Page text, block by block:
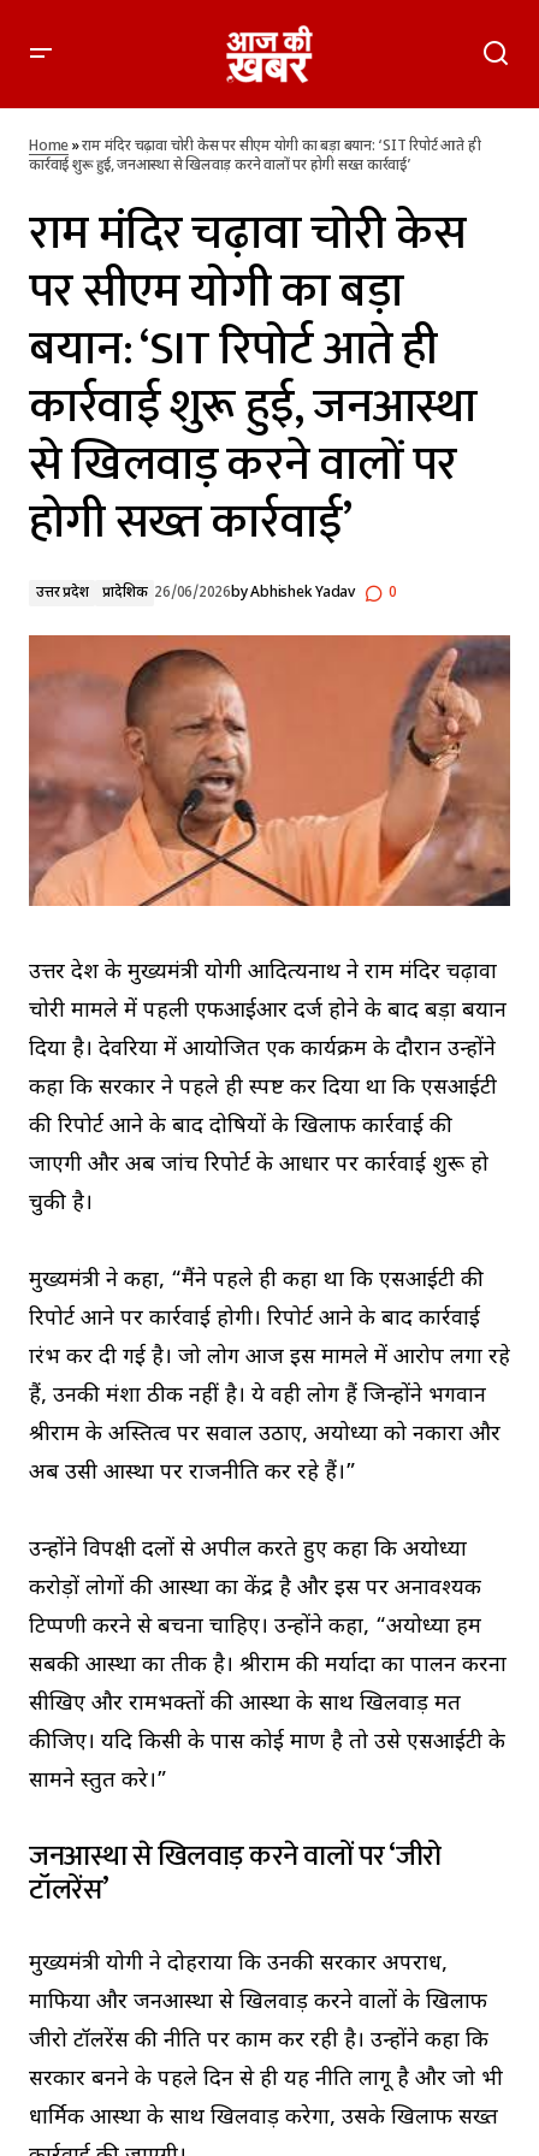
आते ही कार्रवाई शुरू हुई, जनआस्था से खिलवाड़ करने वालों पर होगी सख्त
कार्रवाई’
Home»राम मंदिर चढ़ावा चोरी केस पर सीएम योगी का बड़ा बयान: ‘SIT रिपोर्ट आते ही
कार्रवाई शुरू हुई, जनआस्था से खिलवाड़ करने वालों पर होगी सख्त कार्रवाई’
राम मंदिर चढ़ावा चोरी केस
पर सीएम योगी का बड़ा
बयान: ‘SIT रिपोर्ट आते ही
कार्रवाई शुरू हुई, जनआस्था
से खिलवाड़ करने वालों पर
होगी सख्त कार्रवाई’
उत्तर प्रदेश प्रादेशिक 26/06/2026byAbhishek Yadav 0
उत्तर प्रदेश के मुख्यमंत्री योगी आदित्यनाथ ने राम मंदिर चढ़ावा
चोरी मामले में पहली एफआईआर दर्ज होने के बाद बड़ा बयान
दिया है। देवरिया में आयोजित एक कार्यक्रम के दौरान उन्होंने
कहा कि सरकार ने पहले ही स्पष्ट कर दिया था कि एसआईटी
की रिपोर्ट आने के बाद दोषियों के खिलाफ कार्रवाई की
जाएगी और अब जांच रिपोर्ट के आधार पर कार्रवाई शुरू हो
चुकी है।
मुख्यमंत्री ने कहा, “मैंने पहले ही कहा था कि एसआईटी की
रिपोर्ट आने पर कार्रवाई होगी। रिपोर्ट आने के बाद कार्रवाई
प्रारंभ कर दी गई है। जो लोग आज इस मामले में आरोप लगा रहे
हैं, उनकी मंशा ठीक नहीं है। ये वही लोग हैं जिन्होंने भगवान
श्रीराम के अस्तित्व पर सवाल उठाए, अयोध्या को नकारा और
अब उसी आस्था पर राजनीति कर रहे हैं।”
उन्होंने विपक्षी दलों से अपील करते हुए कहा कि अयोध्या
करोड़ों लोगों की आस्था का केंद्र है और इस पर अनावश्यक
टिप्पणी करने से बचना चाहिए। उन्होंने कहा, “अयोध्या हम
सबकी आस्था का प्रतीक है। श्रीराम की मर्यादा का पालन करना
सीखिए और रामभक्तों की आस्था के साथ खिलवाड़ मत
कीजिए। यदि किसी के पास कोई प्रमाण है तो उसे एसआईटी के
सामने प्रस्तुत करे।”
जनआस्था से खिलवाड़ करने वालों पर ‘जीरो
टॉलरेंस’
मुख्यमंत्री योगी ने दोहराया कि उनकी सरकार अपराध,
माफिया और जनआस्था से खिलवाड़ करने वालों के खिलाफ
जीरो टॉलरेंस की नीति पर काम कर रही है। उन्होंने कहा कि
सरकार बनने के पहले दिन से ही यह नीति लागू है और जो भी
धार्मिक आस्था के साथ खिलवाड़ करेगा, उसके खिलाफ सख्त